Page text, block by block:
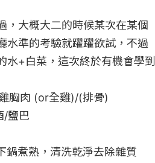
，大概大二的時候某次在某個
水準的考驗就躍躍欲試，不過
水+白菜，這次終於有機會學到
胸肉 (or全雞)/(排骨)
/鹽巴
鍋煮熟，清洗乾淨去除雜質